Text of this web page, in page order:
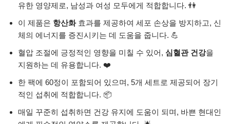
유한 영양제로, 남성과 여성 모두에게 적합합니다. 👫
이 제품은 항산화효과를 제공하여 세포 손상을 방지하고, 신
체의 에너지를 증진시키는 데 도움을 줍니다. 💪
혈압 조절에 긍정적인 영향을 미칠 수 있어, 심혈관 건강을
지원하는 데 유용합니다. ❤️
한 팩에 60정이 포함되어 있으며, 5개 세트로 제공되어 장기
적인 섭취에 적합합니다. 📦
매일 꾸준히 섭취하면 건강 유지에 도움이 되며, 바쁜 현대인